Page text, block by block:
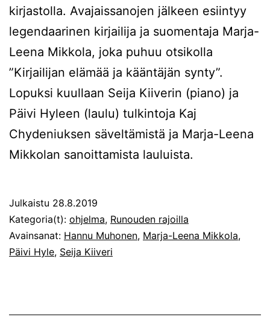
kirjastolla. Avajaissanojen jälkeen esiintyy
legendaarinen kirjailija ja suomentaja Marja-
Leena Mikkola, joka puhuu otsikolla
”Kirjailijan elämää ja kääntäjän synty”.
Lopuksi kuullaan Seija Kiiverin (piano) ja
Päivi Hyleen (laulu) tulkintoja Kaj
Chydeniuksen säveltämistä ja Marja-Leena
Mikkolan sanoittamista lauluista.
Julkaistu 28.8.2019
Kategoria(t): ohjelma, Runouden rajoilla
Avainsanat: Hannu Muhonen, Marja-Leena Mikkola,
Päivi Hyle, Seija Kiiveri